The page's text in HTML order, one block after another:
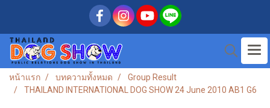
หน้าแรก บทความทั้งหมด
Group Result
THAILAND INTERNATIONAL DOG SHOW 24 June 2010 AB1 G6